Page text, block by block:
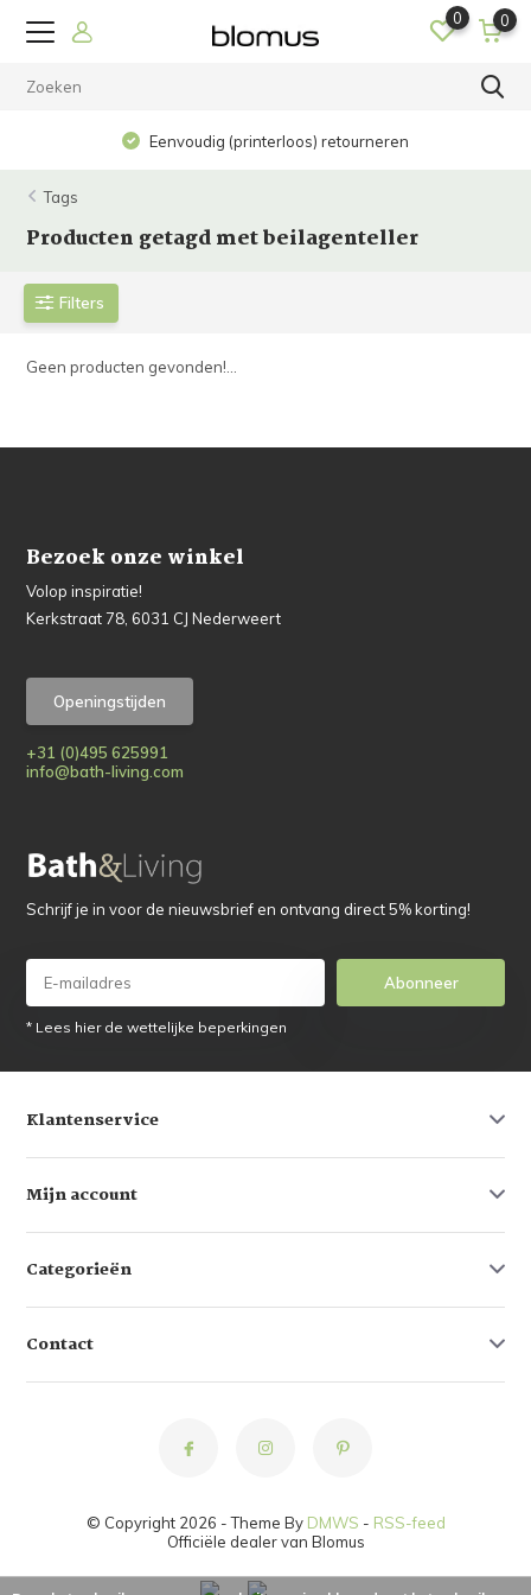
0 0
Eenvoudig (printerloos) retourneren
Tags
Producten getagd met beilagenteller
Filters
Geen producten gevonden!...
Bezoek onze winkel
Volop inspiratie!
Kerkstraat 78, 6031 CJ Nederweert
Openingstijden
+31 (0)495 625991
info@bath-living.com
Schrijf je in voor de nieuwsbrief en ontvang direct 5% korting!
Abonneer
* Lees hier de wettelijke beperkingen
Klantenservice
Mijn account
Categorieën
Contact
© Copyright 2026 - Theme By DMWS - RSS-feed
Officiële dealer van Blomus